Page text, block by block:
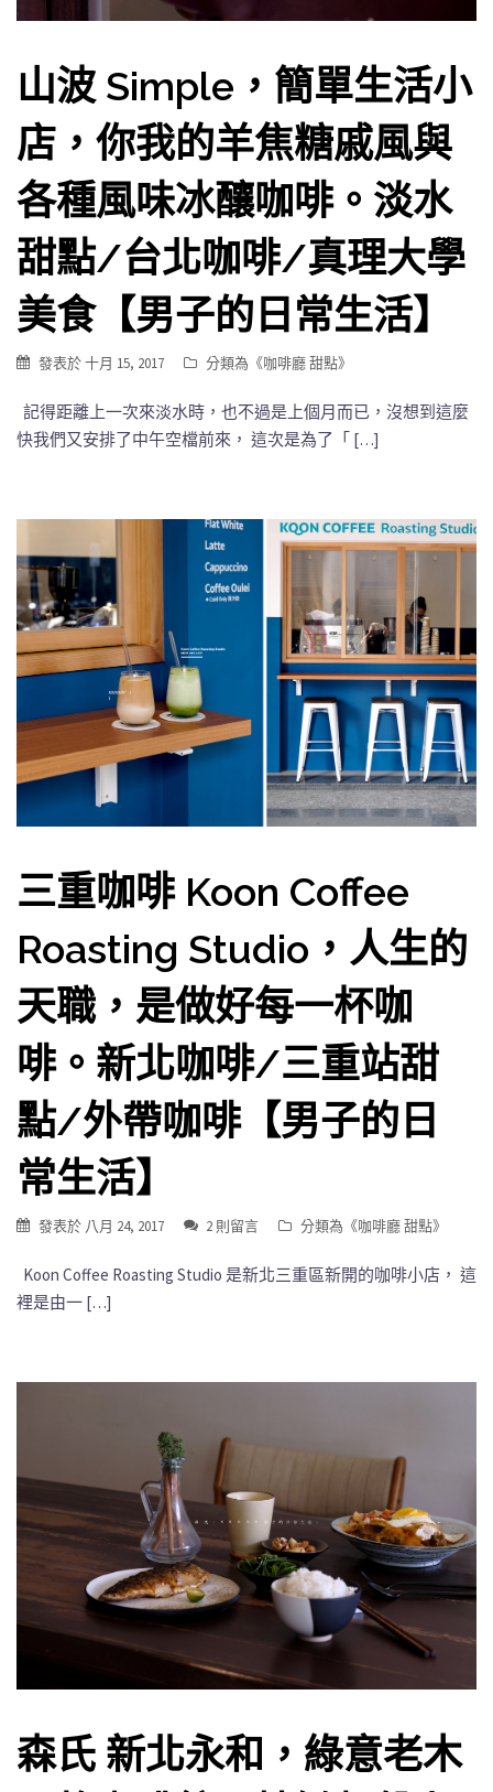
山波 Simple，簡單生活小
店，你我的羊焦糖戚風與
各種風味冰釀咖啡。淡水
甜點/台北咖啡/真理大學
美食【男子的日常生活】
發表於十月 15, 2017 分類為《咖啡廳 甜點》
記得距離上一次來淡水時，也不過是上個月而已，沒想到這麼
快我們又安排了中午空檔前來， 這次是為了「 […]
三重咖啡 Koon Coffee
Roasting Studio，人生的
天職，是做好每一杯咖
啡。新北咖啡/三重站甜
點/外帶咖啡【男子的日
常生活】
發表於 八月 24, 2017 2 則留言 分類為《咖啡廳 甜點》
Koon Coffee Roasting Studio 是新北三重區新開的咖啡小店， 這
裡是由一 […]
森氏 新北永和，綠意老木